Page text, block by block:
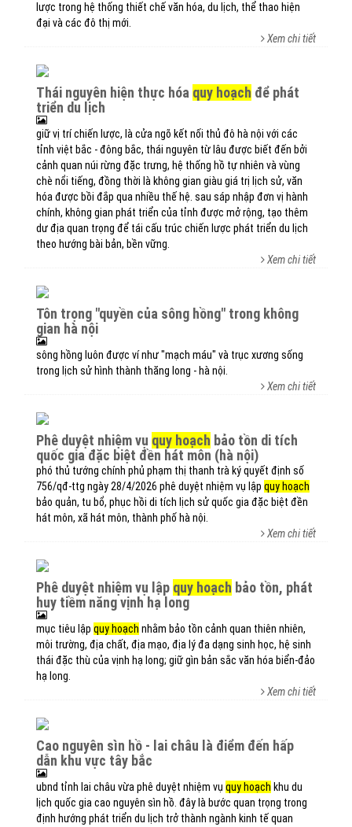
lược trong hệ thống thiết chế văn hóa, du lịch, thể thao hiện
đại và các đô thị mới.
Xem chi tiết
thái nguyên hiện thực hóa quy hoạch để phát
triển du lịch
giữ vị trí chiến lược, là cửa ngõ kết nối thủ đô hà nội với các
tỉnh việt bắc - đông bắc, thái nguyên từ lâu được biết đến bởi
cảnh quan núi rừng đặc trưng, hệ thống hồ tự nhiên và vùng
chè nổi tiếng, đồng thời là không gian giàu giá trị lịch sử, văn
hóa được bồi đắp qua nhiều thế hệ. sau sáp nhập đơn vị hành
chính, không gian phát triển của tỉnh được mở rộng, tạo thêm
dư địa quan trọng để tái cấu trúc chiến lược phát triển du lịch
theo hướng bài bản, bền vững.
Xem chi tiết
tôn trọng "quyền của sông hồng" trong không
gian hà nội
sông hồng luôn được ví như "mạch máu" và trục xương sống
trong lịch sử hình thành thăng long - hà nội.
Xem chi tiết
phê duyệt nhiệm vụ quy hoạch bảo tồn di tích
quốc gia đặc biệt đền hát môn (hà nội)
phó thủ tướng chính phủ phạm thị thanh trà ký quyết định số
756/qđ-ttg ngày 28/4/2026 phê duyệt nhiệm vụ lập quy hoạch
bảo quản, tu bổ, phục hồi di tích lịch sử quốc gia đặc biệt đền
hát môn, xã hát môn, thành phố hà nội.
Xem chi tiết
phê duyệt nhiệm vụ lập quy hoạch bảo tồn, phát
huy tiềm năng vịnh hạ long
mục tiêu lập quy hoạch nhằm bảo tồn cảnh quan thiên nhiên,
môi trường, địa chất, địa mạo, địa lý đa dạng sinh học, hệ sinh
thái đặc thù của vịnh hạ long; giữ gìn bản sắc văn hóa biển-đảo
hạ long.
Xem chi tiết
cao nguyên sìn hồ - lai châu là điểm đến hấp
dẫn khu vực tây bắc
ubnd tỉnh lai châu vừa phê duyệt nhiệm vụ quy hoạch khu du
lịch quốc gia cao nguyên sìn hồ. đây là bước quan trọng trong
định hướng phát triển du lịch trở thành ngành kinh tế quan